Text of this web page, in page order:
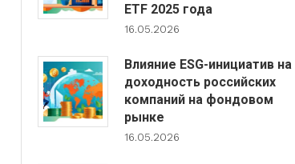
ETF 2025 года
16.05.2026
Влияние ESG-инициатив на
доходность российских
компаний на фондовом
рынке
16.05.2026